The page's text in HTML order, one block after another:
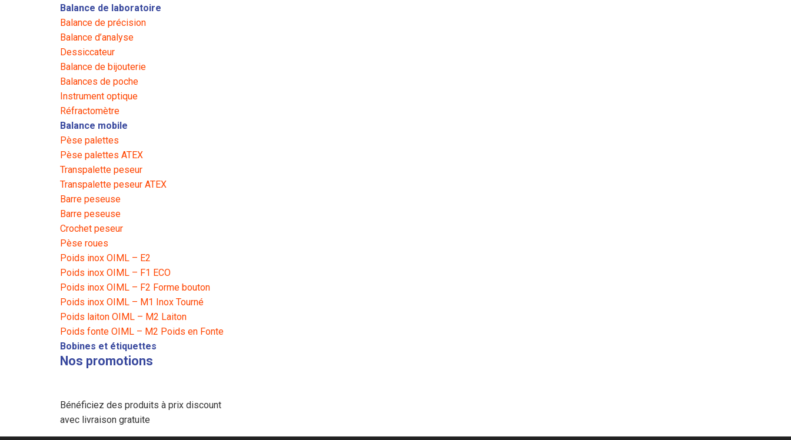
Balance de laboratoire
Balance de précision
Balance d’analyse
Dessiccateur
Balance de bijouterie
Balances de poche
Instrument optique
Réfractomètre
Balance mobile
Pèse palettes
Pèse palettes ATEX
Transpalette peseur
Transpalette peseur ATEX
Barre peseuse
Barre peseuse
Crochet peseur
Pèse roues
Poids inox OIML – E2
Poids inox OIML – F1 ECO
Poids inox OIML – F2 Forme bouton
Poids inox OIML – M1 Inox Tourné
Poids laiton OIML – M2 Laiton
Poids fonte OIML – M2 Poids en Fonte
Bobines et étiquettes
Nos promotions
Bénéficiez des produits à prix discount
avec livraison gratuite